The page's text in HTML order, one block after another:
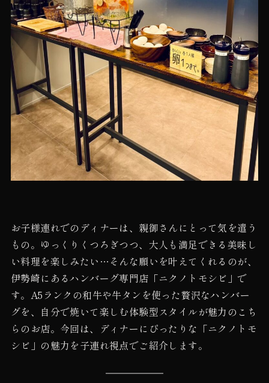
お子様連れでのディナーは、親御さんにとって気を遣う
もの。ゆっくりくつろぎつつ、大人も満足できる美味し
い料理を楽しみたい…そんな願いを叶えてくれるのが、
伊勢崎にあるハンバーグ専門店「ニクノトモシビ」で
す。A5ランクの和牛や牛タンを使った贅沢なハンバー
グを、自分で焼いて楽しむ体験型スタイルが魅力のこち
らのお店。今回は、ディナーにぴったりな「ニクノトモ
シビ」の魅力を子連れ視点でご紹介します。